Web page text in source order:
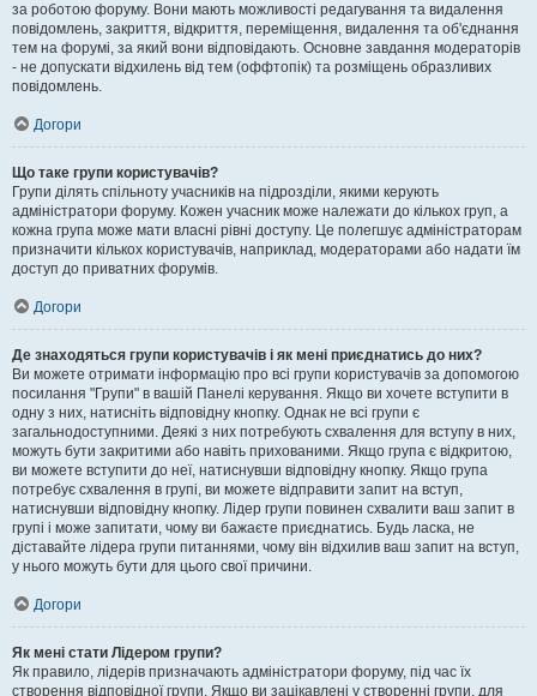
за роботою форуму. Вони мають можливості редагування та видалення
повідомлень, закриття, відкриття, переміщення, видалення та об'єднання
тем на форумі, за який вони відповідають. Основне завдання модераторів
- не допускати відхилень від тем (оффтопік) та розміщень образливих
повідомлень.
Догори
Що таке групи користувачів?
Групи ділять спільноту учасників на підрозділи, якими керують
адміністратори форуму. Кожен учасник може належати до кількох груп, а
кожна група може мати власні рівні доступу. Це полегшує адміністраторам
призначити кількох користувачів, наприклад, модераторами або надати їм
доступ до приватних форумів.
Догори
Де знаходяться групи користувачів і як мені приєднатись до них?
Ви можете отримати інформацію про всі групи користувачів за допомогою
посилання "Групи" в вашій Панелі керування. Якщо ви хочете вступити в
одну з них, натисніть відповідну кнопку. Однак не всі групи є
загальнодоступними. Деякі з них потребують схвалення для вступу в них,
можуть бути закритими або навіть прихованими. Якщо група є відкритою,
ви можете вступити до неї, натиснувши відповідну кнопку. Якщо група
потребує схвалення в групі, ви можете відправити запит на вступ,
натиснувши відповідну кнопку. Лідер групи повинен схвалити ваш запит в
групі і може запитати, чому ви бажаєте приєднатись. Будь ласка, не
діставайте лідера групи питаннями, чому він відхилив ваш запит на вступ,
у нього можуть бути для цього свої причини.
Догори
Як мені стати Лідером групи?
Як правило, лідерів призначають адміністратори форуму, під час їх
створення відповідної групи. Якщо ви зацікавлені у створенні групи, для